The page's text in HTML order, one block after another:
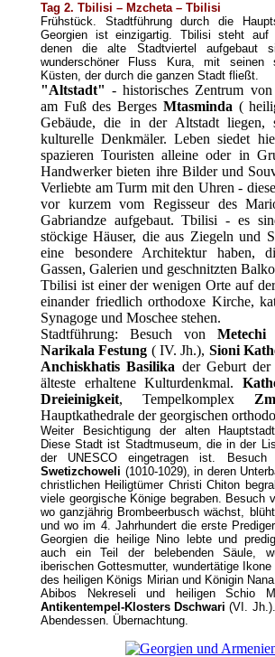
Tag 2. Tbilisi – Mzcheta – Tbilisi
Frühstück. Stadtführung durch die
Georgien ist einzigartig. Tbilisi steht auf
denen die alte Stadtviertel
wunderschöner Fluss Kura, mit seinen
Küsten, der durch die ganzen Stadt fließt.
"Altstadt" - historisches Zentrum
am Fuß des Berges Mtasminda (
Gebäude, die in der Altstadt liegen,
kulturelle Denkmäler. Leben siedet
spazieren Touristen alleine oder in
Handwerker bieten ihre Bilder und
Verliebte am Turm mit den Uhren -
vor kurzem vom Regisseur des
Gabriandze aufgebaut. Tbilisi - es
stöckige Häuser, die aus Ziegeln und
eine besondere Architektur haben,
Gassen, Galerien und geschnitzten
Tbilisi ist einer der wenigen Orte auf
einander friedlich orthodoxe Kirche,
Synagoge und Moschee stehen.
Stadtführung: Besuch von Metechi
Narikala Festung ( IV. Jh.), Sioni
Anchiskhatis Basilika der Geburt
älteste erhaltene Kulturdenkmal.
Dreieinigkeit, Tempelkomplex
Hauptkathedrale der georgischen
Weiter Besichtigung der alten
Diese Stadt ist Stadtmuseum, die in der
der UNESCO eingetragen ist.
Swetizchoweli (1010-1029), in deren
christlichen Heiligtümer Christi Chiton
viele georgische Könige begraben. Besuch
wo ganzjährig Brombeerbusch wächst,
und wo im 4. Jahrhundert die erste
Georgien die heilige Nino lebte und
auch ein Teil der belebenden Säule,
iberischen Gottesmutter, wundertätige
des heiligen Königs Mirian und Königin
Abibos Nekreseli und heiligen Schio
Antikentempel-Klosters Dschwari (VI.
Abendessen. Übernachtung.